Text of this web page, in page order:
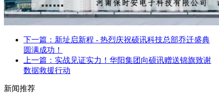
下一篇：新址启新程 - 热烈庆祝硕讯科技总部乔迁盛典
圆满成功！
上一篇：实战见证实力！华阳集团向硕讯赠送锦旗致谢
数据救援行动
新闻推荐